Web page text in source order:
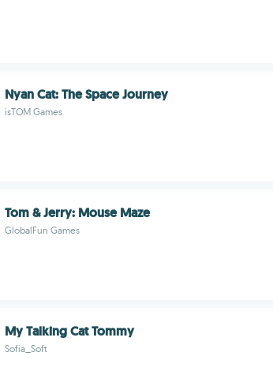
Nyan Cat: The Space Journey
isTOM Games
Tom & Jerry: Mouse Maze
GlobalFun Games
My Talking Cat Tommy
Sofia_Soft